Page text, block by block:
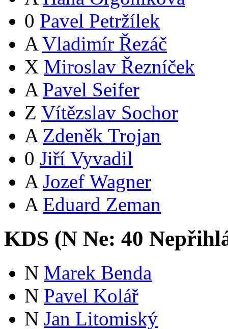
0 Pavel Petržílek
A Vladimír Řezáč
X Miroslav Řezníček
A Pavel Seifer
Z Vítězslav Sochor
A Zdeněk Trojan
0 Jiří Vyvadil
A Jozef Wagner
A Eduard Zeman
KDS (N Ne: 40
N Marek Benda
N Pavel Kolář
N Jan Litomiský